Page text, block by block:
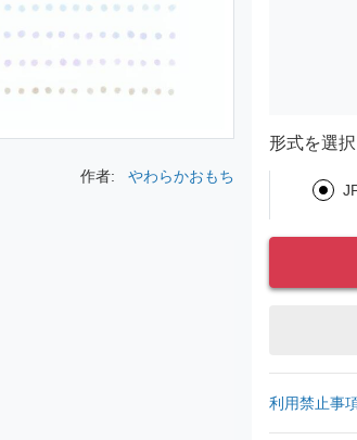
作者: やわらかおもち
形式を選
利用禁止事